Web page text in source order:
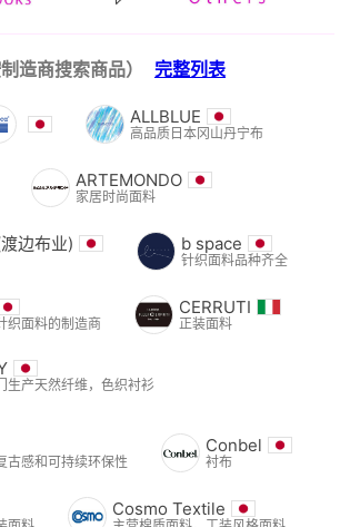
制造商搜索商品） 完整列表
ALLBLUE
高品质日本冈山丹宁布
ARTEMONDO
家居时尚面料
边布业) b space
针织面料品种齐全
织面料的制造商
CERRUTI
正装面料
生产天然纤维，色织衬衫
古感和可持续环保性
Conbel
衬布
Cosmo Textile